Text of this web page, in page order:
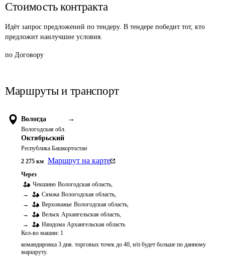
Стоимость контракта
Идёт запрос предложений по тендеру. В тендере победит тот, кто
предложит наилучшие условия.
по Договору
Маршруты и транспорт
Вологда →
Вологодская обл.
Октябрьский
Республика Башкортостан
2 275 км Маршрут на карте
Через
Чекшино Вологодская область,
→
Сямжа Вологодская область,
→
Верховажье Вологодская область,
→
Вельск Архангельская область,
→
Няндома Архангельская область
Кол-во машин: 1
командировка 3 дня. торговых точек до 40, н/п будет больше по данному
маршруту.